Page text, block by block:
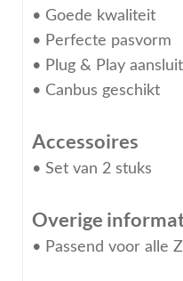
• Goede kwaliteit
• Perfecte pasvorm
• Plug & Play
• Canbus geschikt
Accessoires
• Set van 2 stuks
Overige
• Passend voor alle